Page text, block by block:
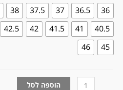
36
36.5
37
37.5
38
40.5
41
41.5
42
42.5
45
46
הוספה לסל